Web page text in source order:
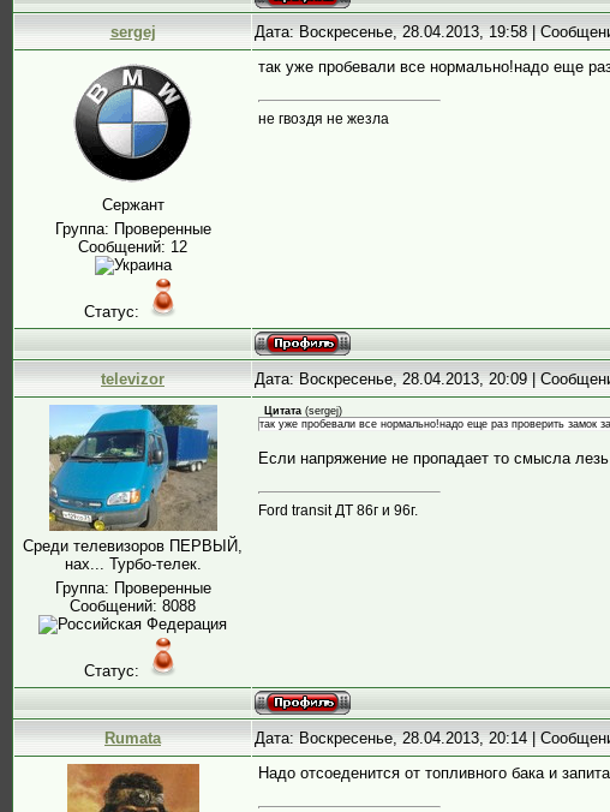
sergej Дата: Воскресенье, 28.04.2013, 19:58 |
Сержант
Группа: Проверенные
Сообщений: 12
Статус:
так уже пробевали все нормально!надо еще
не гвоздя не жезла
televizor Дата: Воскресенье, 28.04.2013, 20:09 |
Среди телевизоров ПЕРВЫЙ,
нах... Турбо-телек.
Группа: Проверенные
Сообщений: 8088
Статус:
Цитата (sergej)
так уже пробевали все нормально!надо еще раз проверить замок
Если напряжение не пропадает то смысла
Ford transit ДТ 86г и 96г.
Rumata Дата: Воскресенье, 28.04.2013, 20:14 |
Надо отсоеденится от топливного бака и